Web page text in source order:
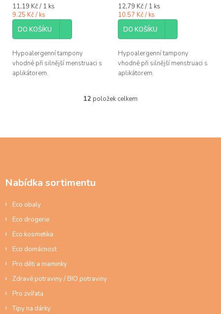
Měrná
cena:
11,19 Kč / 1 ks
9.25 Kč / ks
DO KOŠÍKU
Hypoalergenní tampony
vhodné při silnější menstruaci s
aplikátorem.
Měrná
cena:
12,79 Kč / 1 ks
10.57 Kč / ks
DO KOŠÍKU
Hypoalergenní tampony
vhodné při silnější menstruaci s
aplikátorem.
O
d
12 položek celkem
Nabídka sortimentu
Eco obaly
Eco drogerie
Eco kosmetika
Eco domácnost
Pro děti a maminky
Zdravé potraviny / BIO potraviny
Pro zvířata
Tipy na dárky